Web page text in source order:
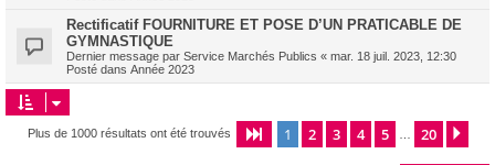
Rectificatif FOURNITURE ET POSE D’UN PRATICABLE DE
GYMNASTIQUE
Dernier message par Service Marchés Publics « mar. 18 juil. 2023, 12:30
Posté dans Année 2023
Plus de 1000 résultats ont été trouvés Page 1sur20
1 2 3 4 5 20